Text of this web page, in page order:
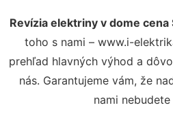
Revízia elektriny v dome cena
toho s nami – www.i-
prehľad hlavných výhod a
nás. Garantujeme vám, že
nami